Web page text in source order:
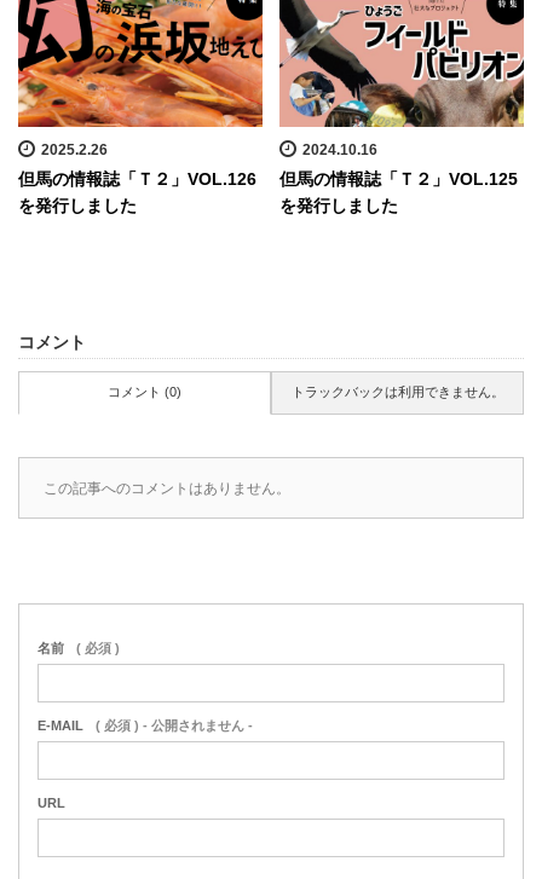
2025.2.26
但馬の情報誌「Ｔ２」VOL.126
を発行しました
2024.10.16
但馬の情報誌「Ｔ２」VOL.125
を発行しました
コメント
コメント (0) トラックバックは利用できません。
この記事へのコメントはありません。
名前 ( 必須 )
E-MAIL ( 必須 ) - 公開されません -
URL